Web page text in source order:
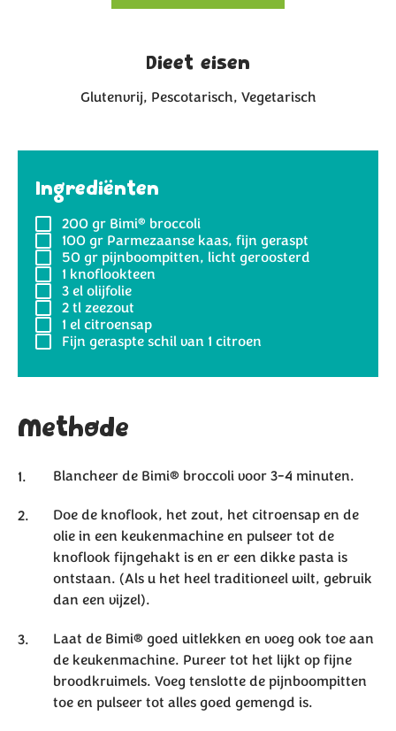
Dieet eisen
Glutenvrij Pescotarisch Vegetarisch
Ingrediënten
200 gr Bimi® broccoli
100 gr Parmezaanse kaas, fijn geraspt
50 gr pijnboompitten, licht geroosterd
1 knoflookteen
3 elolijfolie
2 tlzeezout
1 elcitroensap
Fijn geraspte schil van 1 citroen
Methode
Blancheer de Bimi® broccoli voor 3-4 minuten.
Doe de knoflook, het zout, het citroensap en de
olie in een keukenmachine en pulseer tot de
knoflook fijngehakt is en er een dikke pasta is
ontstaan. (Als u het heel traditioneel wilt, gebruik
dan een vijzel).
Laat de Bimi® goed uitlekken en voeg ook toe aan
de keukenmachine. Pureer tot het lijkt op fijne
broodkruimels. Voeg tenslotte de pijnboompitten
toe en pulseer tot alles goed gemengd is.